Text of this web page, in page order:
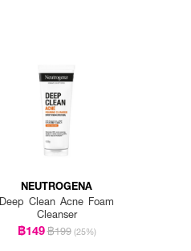
NEUTROGENA
Deep Clean Acne Foam
Cleanser
฿149฿199 (25%)